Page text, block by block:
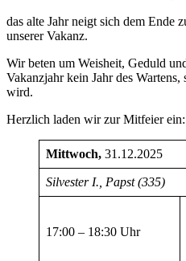
das alte Jahr neigt sich dem Ende
unserer Vakanz.
Wir beten um Weisheit, Geduld
Vakanzjahr kein Jahr des Wartens,
wird.
Herzlich laden wir zur Mitfeier ein:
Mittwoch, 31.12.2025
Silvester I., Papst (335)
17:00 – 18:30 Uhr